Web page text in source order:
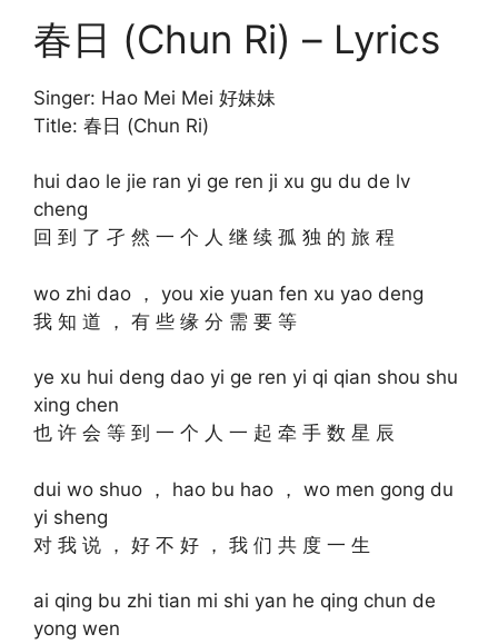
春日 (Chun Ri) – Lyrics
Singer: Hao Mei Mei 好妹妹
Title: 春日 (Chun Ri)
hui dao le jie ran yi ge ren ji xu gu du de lv
cheng
回 到 了 孑 然 一 个 人 继 续 孤 独 的 旅 程
wo zhi dao ， you xie yuan fen xu yao deng
我 知 道 ， 有 些 缘 分 需 要 等
ye xu hui deng dao yi ge ren yi qi qian shou shu
xing chen
也 许 会 等 到 一 个 人 一 起 牵 手 数 星 辰
dui wo shuo ， hao bu hao ， wo men gong du
yi sheng
对 我 说 ， 好 不 好 ， 我 们 共 度 一 生
ai qing bu zhi tian mi shi yan he qing chun de
yong wen